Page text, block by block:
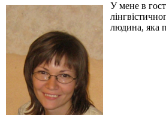
У мене в
людина, яка